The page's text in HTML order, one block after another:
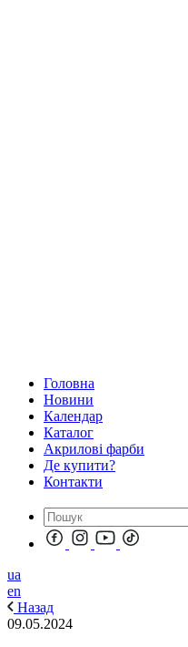
Головна
Новини
Календар
Каталог
Акрилові фарби
Де купити?
Контакти
ua
en
Назад
09.05.2024